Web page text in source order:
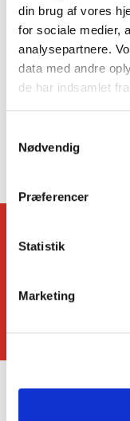
din brug af vores
for sociale medier,
analysepartnere.
data med andre
de har indsamlet
Nødvendig
Præferencer
Statistik
Marketing
Læs
på